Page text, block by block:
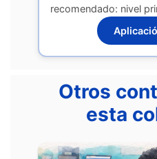
recomendado: nivel
Otros
esta